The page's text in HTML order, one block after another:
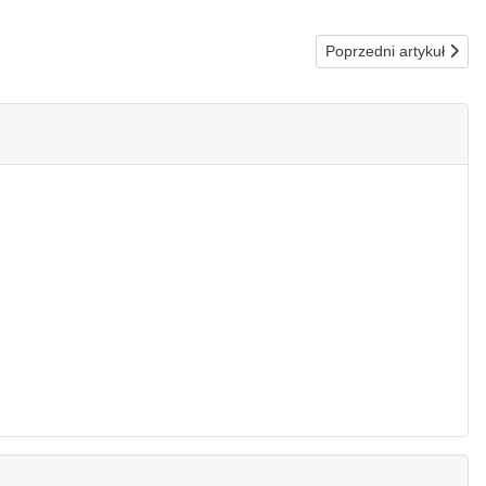
Następna strona:
Poprzedni artykuł